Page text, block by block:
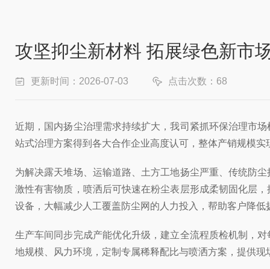
攻坚抑尘新材料 拓展绿色新
更新时间：2026-07-03 点击次数：68
近期，国内扬尘治理需求持续扩大，我司紧抓环保治理市
站式治理方案得到各大合作企业高度认可，整体产销规模实
为解决露天堆场、运输道路、土方工地扬尘严重、传统防
激性有害物质，喷洒后可快速在粉尘表层形成柔韧固化层
设备，大幅减少人工覆盖防尘网的人力投入，帮助客户降低
生产车间同步完成产能优化升级，建立全流程质检机制，
地规模、风力环境，定制专属稀释配比与喷洒方案，提供